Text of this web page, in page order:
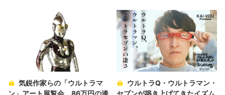
気鋭作家らの「ウルトラマ
ン」アート展覧会 86万円の漆
ウルトラQ・ウルトラマン・
セブンが築き上げてきたイズム